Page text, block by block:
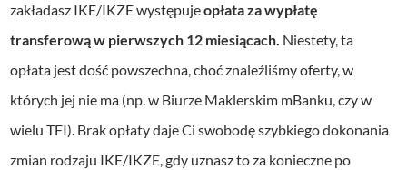
zakładasz IKE/IKZE występujeopłata za wypłatę
transferową w pierwszych 12 miesiącach. Niestety, ta
opłata jest dość powszechna, choć znaleźliśmy oferty, w
których jej nie ma (np. w Biurze Maklerskim mBanku, czy w
wielu TFI). Brak opłaty daje Ci swobodę szybkiego dokonania
zmian rodzaju IKE/IKZE, gdy uznasz to za konieczne po